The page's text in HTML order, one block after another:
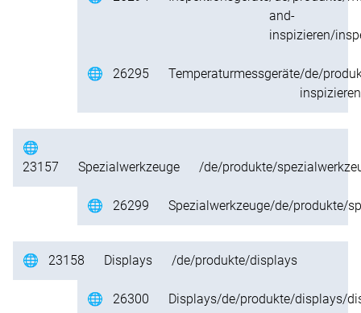
and-
inspizieren/
🌐 26295 Temperaturmessgeräte/de/
🌐
23157
Spezialwerkzeuge /de/produkte/
🌐 26299 Spezialwerkzeuge/de/produkte/
🌐 23158 Displays /de/produkte/displays
🌐 26300 Displays/de/produkte/displays/